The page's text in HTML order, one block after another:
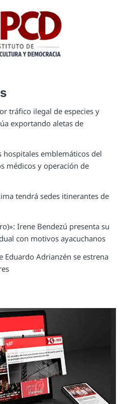
tráfico ilegal de especies y
exportando aletas de
emblemáticos del
médicos y operación de
tendrá sedes itinerantes de
Irene Bendezú presenta su
con motivos ayacuchanos
Eduardo Adrianzén se estrena